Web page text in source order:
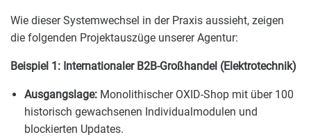
Wie dieser Systemwechsel in der Praxis aussieht, zeigen
die folgenden Projektauszüge unserer Agentur:
Beispiel 1: Internationaler B2B-Großhandel (Elektrotechnik)
Ausgangslage: Monolithischer OXID-Shop mit über 100
historisch gewachsenen Individualmodulen und
blockierten Updates.